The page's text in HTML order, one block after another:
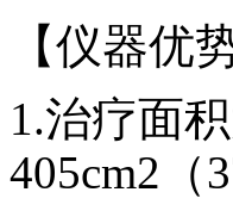
【仪器优
1.治疗面
405cm2（